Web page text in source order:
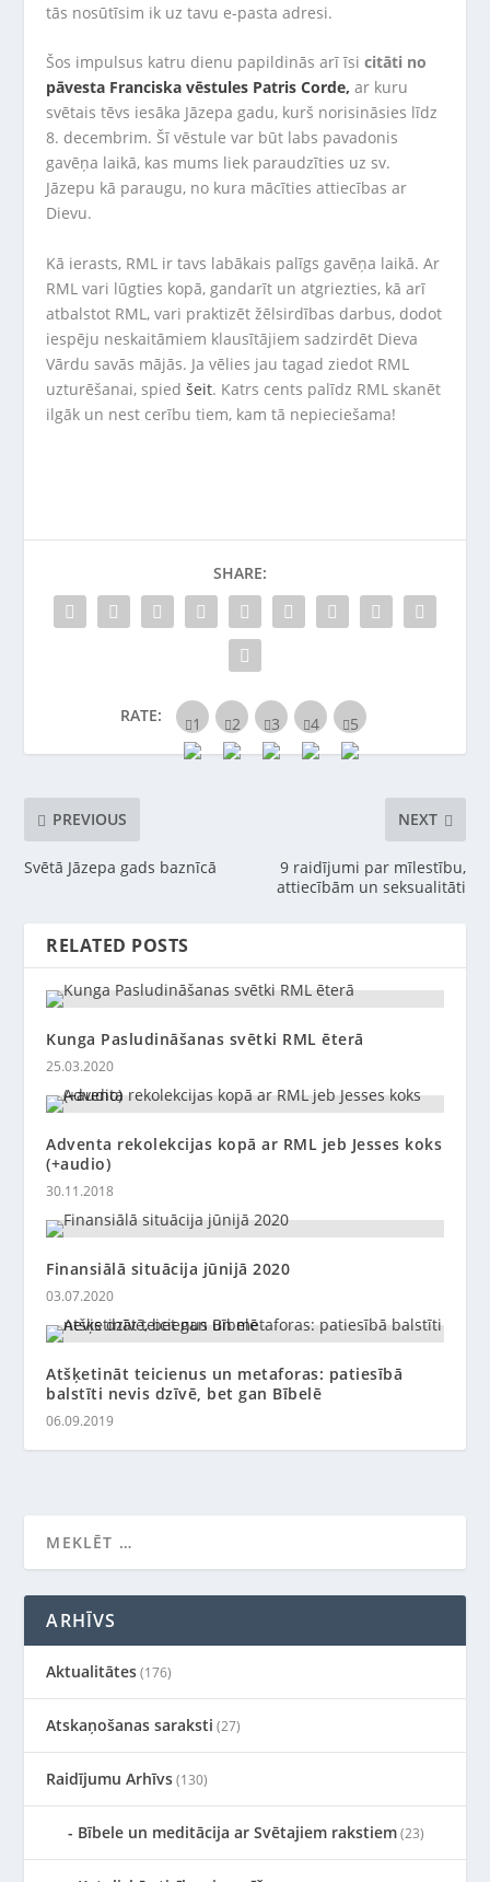
tās nosūtīsim ik uz tavu e-pasta adresi.
Šos impulsus katru dienu papildinās arī īsicitāti no
pāvesta Franciska vēstules Patris Corde, ar kuru
svētais tēvs iesāka Jāzepa gadu, kurš norisināsies līdz
8. decembrim. Šī vēstule var būt labs pavadonis
gavēņa laikā, kas mums liek paraudzīties uz sv.
Jāzepu kā paraugu, no kura mācīties attiecības ar
Dievu.
Kā ierasts, RML ir tavs labākais palīgs gavēņa laikā. Ar
RML vari lūgties kopā, gandarīt un atgriezties, kā arī
atbalstot RML, vari praktizēt žēlsirdības darbus, dodot
iespēju neskaitāmiem klausītājiem sadzirdēt Dieva
Vārdu savās mājās. Ja vēlies jau tagad ziedot RML
uzturēšanai, spiedšeit. Katrs cents palīdz RML skanēt
ilgāk un nest cerību tiem, kam tā nepieciešama!
SHARE:
RATE:
PREVIOUS
Svētā Jāzepa gads baznīcā
NEXT
9 raidījumi par mīlestību,
attiecībām un seksualitāti
RELATED POSTS
Kunga Pasludināšanas svētki RML ēterā
25.03.2020
Adventa rekolekcijas kopā ar RML jeb Jesses koks
(+audio)
30.11.2018
Finansiālā situācija jūnijā 2020
03.07.2020
Atšķetināt teicienus un metaforas: patiesībā
balstīti nevis dzīvē, bet gan Bībelē
06.09.2019
ARHĪVS
Aktualitātes(176)
Atskaņošanas saraksti (27)
Raidījumu Arhīvs(130)
Bībele un meditācija ar Svētajiem rakstiem(23)